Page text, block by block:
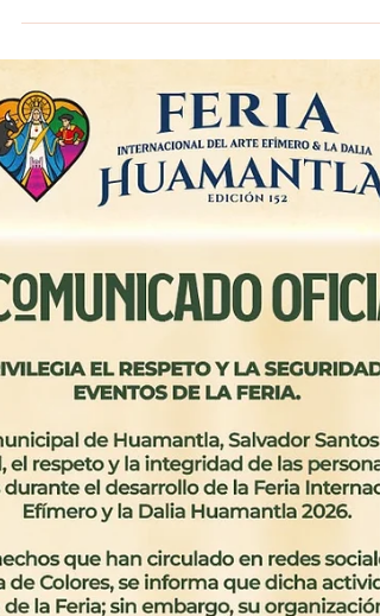
#GraphosCc #Tlx #Noticias
#TlaxcalaCapital | AYUNTAMIENTO DE
TLAXCALA MEJORA EL DESAGÜE
PLUVIAL EN LA AVENIDA
INDEPENDENCIA
#GraphosCc #Tlx #Noticias #Municipios
#TlaxcalaCapital | AYUNTAMIENTO DE
LA AVENIDA INDEPENDENCIA • Interviene dos
rejillas y mejora también la seguridad vial y
peatonal El Ayuntamiento de Tlaxcala, a través
Urbano, continúa con el fortalecimiento de la
infraestructura hidráulica de la ciudad al ejecutar
la rehabilitación integral de una segunda rejilla
pluvial sobre la avenida Juárez, en la